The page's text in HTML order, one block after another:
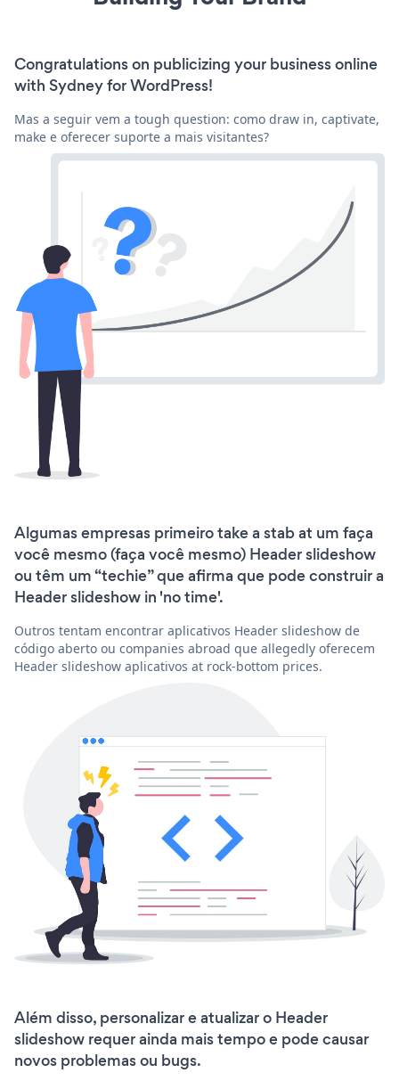
Congratulations on publicizing your business online
with Sydney for WordPress!
Mas a seguir vem a tough question: como draw in, captivate,
make e oferecer suporte a mais visitantes?
Algumas empresas primeiro take a stab at um faça
você mesmo (faça você mesmo) Header slideshow
ou têm um “techie” que afirma que pode construir a
Header slideshow in 'no time'.
Outros tentam encontrar aplicativos Header slideshow de
código aberto ou companies abroad que allegedly oferecem
Header slideshow aplicativos at rock-bottom prices.
Além disso, personalizar e atualizar o Header
slideshow requer ainda mais tempo e pode causar
novos problemas ou bugs.